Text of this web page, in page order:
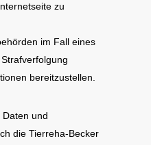
zu
im Fall eines
bereitzustellen.
und
die Tierreha-Becker